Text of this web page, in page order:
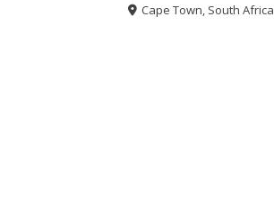
Cape Town, South Africa